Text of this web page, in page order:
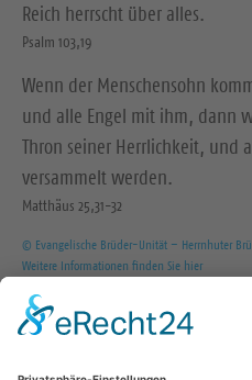
Reich herrscht über alles.
Psalm 103,19
Wenn der Menschensohn
und alle Engel mit ihm, dann
Thron seiner Herrlichkeit, und
versammelt werden.
Matthäus 25,31-32
© Evangelische Brüder-Unität – Herrnhuter
Weitere Informationen finden Sie hier
Wir in den sozialen Medien